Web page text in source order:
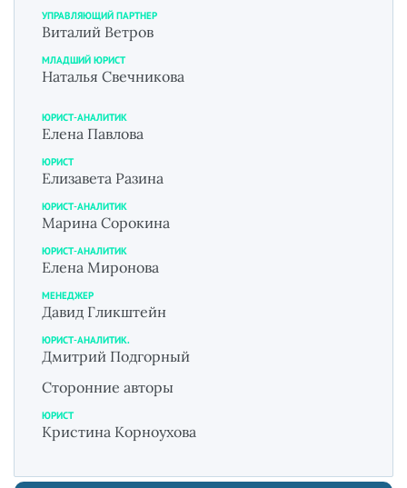
УПРАВЛЯЮЩИЙ ПАРТНЕР
Виталий Ветров
МЛАДШИЙ ЮРИСТ
Наталья Свечникова
ЮРИСТ-АНАЛИТИК
Елена Павлова
ЮРИСТ
Елизавета Разина
ЮРИСТ-АНАЛИТИК
Марина Сорокина
ЮРИСТ-АНАЛИТИК
Елена Миронова
МЕНЕДЖЕР
Давид Гликштейн
ЮРИСТ-АНАЛИТИК.
Дмитрий Подгорный
Сторонние авторы
ЮРИСТ
Кристина Корноухова